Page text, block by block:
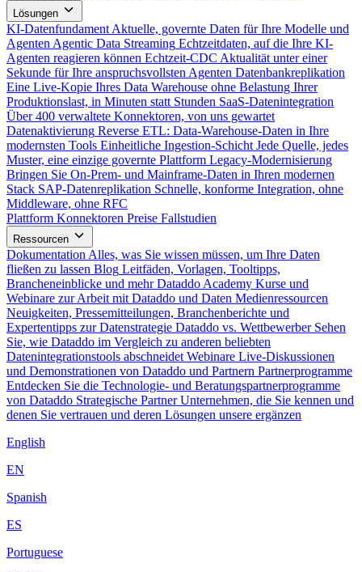
Lösungen
KI-Datenfundament Aktuelle, governte Daten für Ihre Modelle und
Agenten Agentic Data Streaming Echtzeitdaten, auf die Ihre KI-
Agenten reagieren können Echtzeit-CDC Aktualität unter einer
Sekunde für Ihre anspruchsvollsten Agenten Datenbankreplikation
Eine Live-Kopie Ihres Data Warehouse ohne Belastung Ihrer
Produktionslast, in Minuten statt Stunden SaaS-Datenintegration
Über 400 verwaltete Konnektoren, von uns gewartet
Datenaktivierung Reverse ETL: Data-Warehouse-Daten in Ihre
modernsten Tools Einheitliche Ingestion-Schicht Jede Quelle, jedes
Muster, eine einzige governte Plattform Legacy-Modernisierung
Bringen Sie On-Prem- und Mainframe-Daten in Ihren modernen
Stack SAP-Datenreplikation Schnelle, konforme Integration, ohne
Middleware, ohne RFC
Plattform Konnektoren Preise Fallstudien
Ressourcen
Dokumentation Alles, was Sie wissen müssen, um Ihre Daten
fließen zu lassen Blog Leitfäden, Vorlagen, Tooltipps,
Brancheneinblicke und mehr Dataddo Academy Kurse und
Webinare zur Arbeit mit Dataddo und Daten Medienressourcen
Neuigkeiten, Pressemitteilungen, Branchenberichte und
Expertentipps zur Datenstrategie Dataddo vs. Wettbewerber Sehen
Sie, wie Dataddo im Vergleich zu anderen beliebten
Datenintegrationstools abschneidet Webinare Live-Diskussionen
und Demonstrationen von Dataddo und Partnern Partnerprogramme
Entdecken Sie die Technologie- und Beratungspartnerprogramme
von Dataddo Strategische Partner Unternehmen, die Sie kennen und
denen Sie vertrauen und deren Lösungen unsere ergänzen
English
EN
Spanish
ES
Portuguese